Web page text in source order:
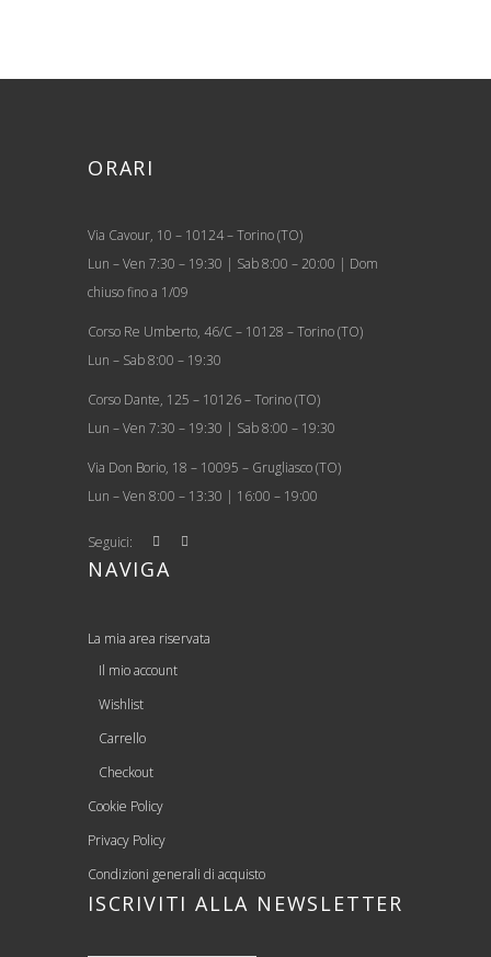
ORARI
Via Cavour, 10 – 10124 – Torino (TO)
Lun – Ven 7:30 – 19:30 | Sab 8:00 – 20:00 | Dom
chiuso fino a 1/09
Corso Re Umberto, 46/C – 10128 – Torino (TO)
Lun – Sab 8:00 – 19:30
Corso Dante, 125 – 10126 – Torino (TO)
Lun – Ven 7:30 – 19:30 | Sab 8:00 – 19:30
Via Don Borio, 18 – 10095 – Grugliasco (TO)
Lun – Ven 8:00 – 13:30 | 16:00 – 19:00
Seguici:
NAVIGA
La mia area riservata
Il mio account
Wishlist
Carrello
Checkout
Cookie Policy
Privacy Policy
Condizioni generali di acquisto
ISCRIVITI ALLA NEWSLETTER